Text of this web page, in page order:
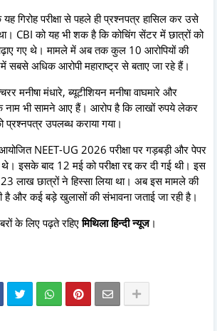
गिरोह परीक्षा से पहले ही प्रश्नपत्र हासिल कर उसे
CBI को यह भी शक है कि कोचिंग सेंटर में छात्रों को
गए थे। मामले में अब तक कुल 10 आरोपियों की
सबसे अधिक आरोपी महाराष्ट्र से बताए जा रहे हैं।
मनीषा मंधारे, ब्यूटीशियन मनीषा वाघमारे और
नाम भी सामने आए हैं। आरोप है कि लाखों रुपये लेकर
प्रश्नपत्र उपलब्ध कराया गया।
NEET-UG 2026 परीक्षा पर गड़बड़ी और पेपर
इसके बाद 12 मई को परीक्षा रद्द कर दी गई थी। इस
लाख छात्रों ने हिस्सा लिया था। अब इस मामले की
है और कई बड़े खुलासों की संभावना जताई जा रही है।
के लिए पढ़ते रहिएमिथिला हिन्दी न्यूज।